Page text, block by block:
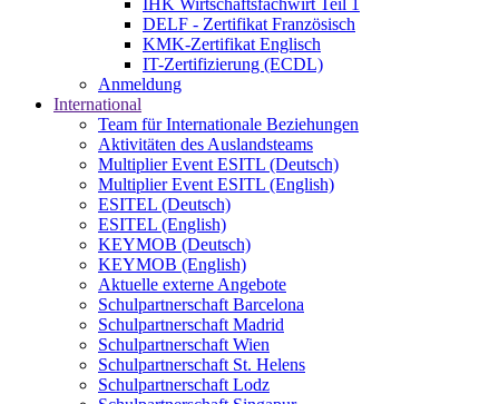
IHK Wirtschaftsfachwirt Teil 1
DELF - Zertifikat Französisch
KMK-Zertifikat Englisch
IT-Zertifizierung (ECDL)
Anmeldung
International
Team für Internationale Beziehungen
Aktivitäten des Auslandsteams
Multiplier Event ESITL (Deutsch)
Multiplier Event ESITL (English)
ESITEL (Deutsch)
ESITEL (English)
KEYMOB (Deutsch)
KEYMOB (English)
Aktuelle externe Angebote
Schulpartnerschaft Barcelona
Schulpartnerschaft Madrid
Schulpartnerschaft Wien
Schulpartnerschaft St. Helens
Schulpartnerschaft Lodz